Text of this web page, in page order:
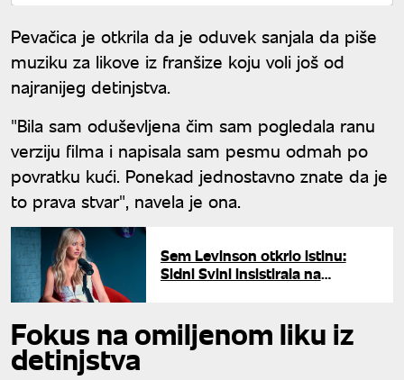
Pevačica je otkrila da je oduvek sanjala da piše
muziku za likove iz franšize koju voli još od
najranijeg detinjstva.
"Bila sam oduševljena čim sam pogledala ranu
verziju filma i napisala sam pesmu odmah po
povratku kući. Ponekad jednostavno znate da je
to prava stvar", navela je ona.
Sem Levinson otkrio istinu:
Sidni Svini insistirala na
Fokus na omiljenom liku iz
detinjstva